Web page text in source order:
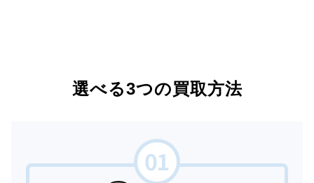
選べる3つの買取方法